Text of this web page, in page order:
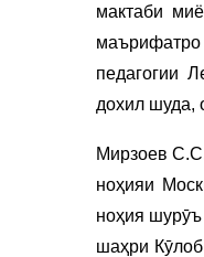
мактаби
маърифатро
педагогии
дохил шуда,
Мирзоев
ноҳияи
ноҳия
шаҳри